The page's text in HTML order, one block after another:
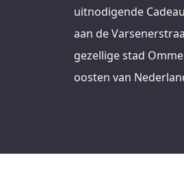
uitnodigende
aan de
gezellige stad
oosten van